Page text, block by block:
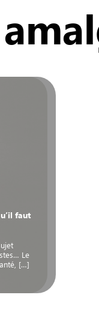
faut
Le
[…]